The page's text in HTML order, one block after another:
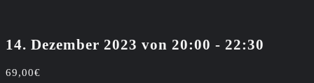
14. Dezember 2023 von 20:00 - 22:30
69,00€